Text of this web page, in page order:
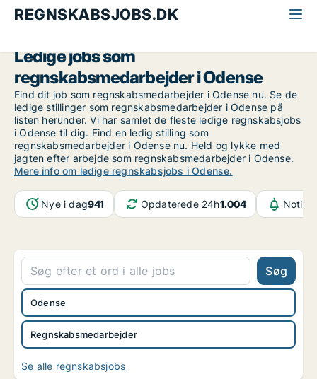
REGNSKABSJOBS.DK
Ledige jobs som
regnskabsmedarbejder i Odense
Find dit job som regnskabsmedarbejder i Odense nu. Se de
ledige stillinger som regnskabsmedarbejder i Odense på
listen herunder. Vi har samlet de fleste ledige regnskabsjobs
i Odense til dig. Find en ledig stilling som
regnskabsmedarbejder i Odense nu. Held og lykke med
jagten efter arbejde som regnskabsmedarbejder i Odense.
Mere info om ledige regnskabsjobs i Odense.
Nye i dag941 Opdaterede 24h1.004
Søg
Regnskabsmedarbejder
Odense
Se alle regnskabsjobs